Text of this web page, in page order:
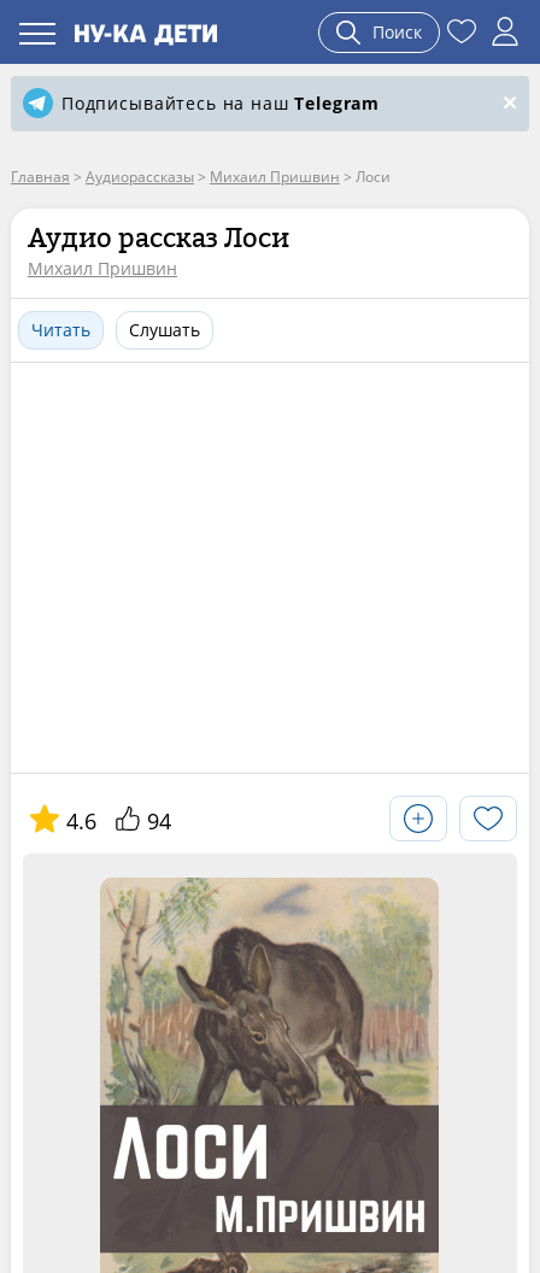
Поиск
Подписывайтесь на нашTelegram
Главная > Аудиорассказы > Михаил Пришвин > Лоси
Аудио рассказ Лоси
Михаил Пришвин
Читать Слушать
4.6 94